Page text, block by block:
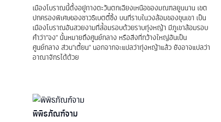
เมืองโบราณนี้ตั้งอยู่ทางตะวันตกเฉียงเหนือของมณฑลยูนนาน เขต
ปกครองพิเศษของชาวธิเบตตี๋ชิ้ง บนที่ราบในวงล้อมของขุนเขา เป็น
เมืองโบราณอันสวยงามที่ล่้อมรอบด้วยราบทุ่งหญ้า มีภูเขาล้อมรอบ
คำว่า"จง" นั้นหมายถึงศูนย์กลาง หรือสิ่งที่กว้างใหญ่อันเป็น
ศูนย์กลาง ส่วน"เตี้ยน" นอกจากจะแปลว่าทุ่งหญ้าแล้ว ยังอาจแปลว่า
อาณาจักรได้ด้วย
พิพิธภัณฑ์จาม